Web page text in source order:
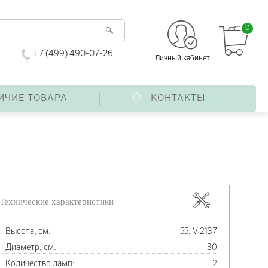
+7 (499) 490-07-26
Личный кабинет
0
ТОВАРА КОНТАКТЫ
Технические характеристики
Высота, см:
55, V 2137
Диаметр, см:
30
Количество ламп:
2